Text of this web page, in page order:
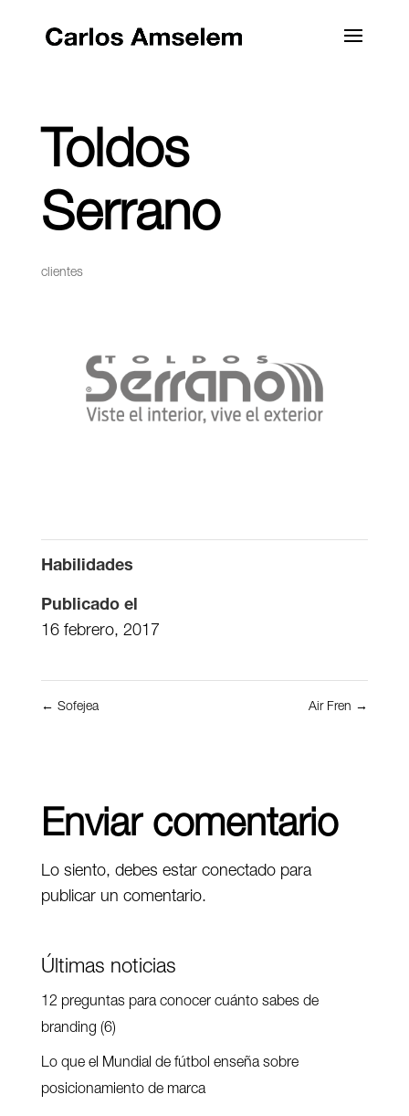
Toldos
Serrano
clientes
Habilidades
Publicado el
16 febrero, 2017
← Sofejea Air Fren →
Enviar comentario
Lo siento, debes estar conectadopara
publicar un comentario.
Últimas noticias
12 preguntas para conocer cuánto sabes de
branding (6)
Lo que el Mundial de fútbol enseña sobre
posicionamiento de marca